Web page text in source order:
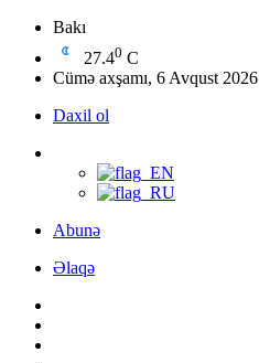
Bakı
27.40 C
Cümə axşamı, 6 Avqust 2026
Daxil ol
Abunə
Əlaqə